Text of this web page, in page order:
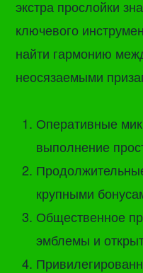
экстра прослойки
ключевого
найти гармонию
неосязаемыми
Оперативные
выполнение
крупными
Общественное
эмблемы и